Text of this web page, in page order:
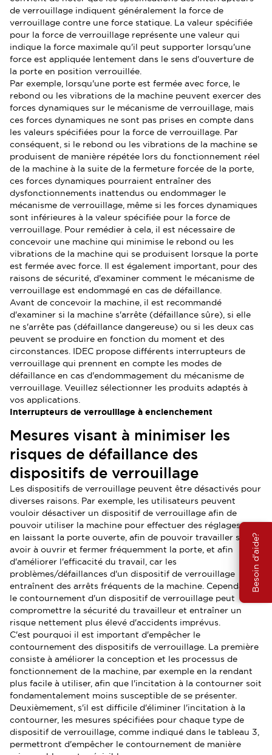
Besoin d'aide?
de verrouillage indiquent généralement la force de
verrouillage contre une force statique. La valeur spécifiée
pour la force de verrouillage représente une valeur qui
indique la force maximale qu'il peut supporter lorsqu'une
force est appliquée lentement dans le sens d'ouverture de
la porte en position verrouillée.
Par exemple, lorsqu'une porte est fermée avec force, le
rebond ou les vibrations de la machine peuvent exercer des
forces dynamiques sur le mécanisme de verrouillage, mais
ces forces dynamiques ne sont pas prises en compte dans
les valeurs spécifiées pour la force de verrouillage. Par
conséquent, si le rebond ou les vibrations de la machine se
produisent de manière répétée lors du fonctionnement réel
de la machine à la suite de la fermeture forcée de la porte,
ces forces dynamiques pourraient entraîner des
dysfonctionnements inattendus ou endommager le
mécanisme de verrouillage, même si les forces dynamiques
sont inférieures à la valeur spécifiée pour la force de
verrouillage. Pour remédier à cela, il est nécessaire de
concevoir une machine qui minimise le rebond ou les
vibrations de la machine qui se produisent lorsque la porte
est fermée avec force. Il est également important, pour des
raisons de sécurité, d'examiner comment le mécanisme de
verrouillage est endommagé en cas de défaillance.
Avant de concevoir la machine, il est recommandé
d'examiner si la machine s'arrête (défaillance sûre), si elle
ne s'arrête pas (défaillance dangereuse) ou si les deux cas
peuvent se produire en fonction du moment et des
circonstances. IDEC propose différents interrupteurs de
verrouillage qui prennent en compte les modes de
défaillance en cas d'endommagement du mécanisme de
verrouillage. Veuillez sélectionner les produits adaptés à
vos applications.
Interrupteurs de verrouillage à enclenchement
Mesures visant à minimiser les
risques de défaillance des
dispositifs de verrouillage
Les dispositifs de verrouillage peuvent être désactivés pour
diverses raisons. Par exemple, les utilisateurs peuvent
vouloir désactiver un dispositif de verrouillage afin de
pouvoir utiliser la machine pour effectuer des réglages tout
en laissant la porte ouverte, afin de pouvoir travailler sans
avoir à ouvrir et fermer fréquemment la porte, et afin
d'améliorer l'efficacité du travail, car les
problèmes/défaillances d'un dispositif de verrouillage
entraînent des arrêts fréquents de la machine. Cependant,
le contournement d'un dispositif de verrouillage peut
compromettre la sécurité du travailleur et entraîner un
risque nettement plus élevé d'accidents imprévus.
C'est pourquoi il est important d'empêcher le
contournement des dispositifs de verrouillage. La première
consiste à améliorer la conception et les processus de
fonctionnement de la machine, par exemple en la rendant
plus facile à utiliser, afin que l'incitation à la contourner soit
fondamentalement moins susceptible de se présenter.
Deuxièmement, s'il est difficile d'éliminer l'incitation à la
contourner, les mesures spécifiées pour chaque type de
dispositif de verrouillage, comme indiqué dans le tableau 3,
permettront d'empêcher le contournement de manière